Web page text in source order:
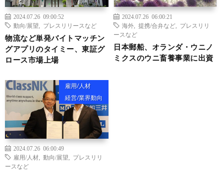
2024.07.26 09:00:52
動向/展望
プレスリリースなど
物流など単発バイトマッチン
グアプリのタイミー、東証グ
ロース市場上場
2024.07.26 06:00:21
海外
提携/合弁など
プレスリリ
ースなど
日本郵船、オランダ・ウニノ
ミクスのウニ畜養事業に出資
雇用/人材
経営/業界動向
2024.07.26 06:00:49
雇用/人材
動向/展望
プレスリリ
ースなど